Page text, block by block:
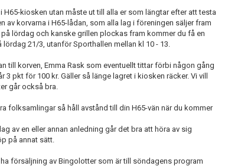
kiosken utan måste ut till alla er som längtar efter att testa
av korvarna i H65-lådan, som alla lag i föreningen säljer fram
lördag och kanske grillen plockas fram kommer du få en
21/3, utanför Sporthallen mellan kl 10 - 13.
till korven, Emma Rask som eventuellt tittar förbi någon gång
pkt för 100 kr. Gäller så länge lagret i kiosken räcker. Vi vill
går också bra.
folksamlingar så håll avstånd till din H65-vän när du kommer
av en eller annan anledning går det bra att höra av sig
på annat sätt.
försäljning av Bingolotter som är till söndagens program